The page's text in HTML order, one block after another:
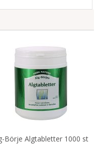
Börje Algtabletter 1000 st